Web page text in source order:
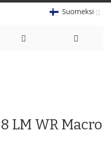
Suomeksi
LM WR Macro